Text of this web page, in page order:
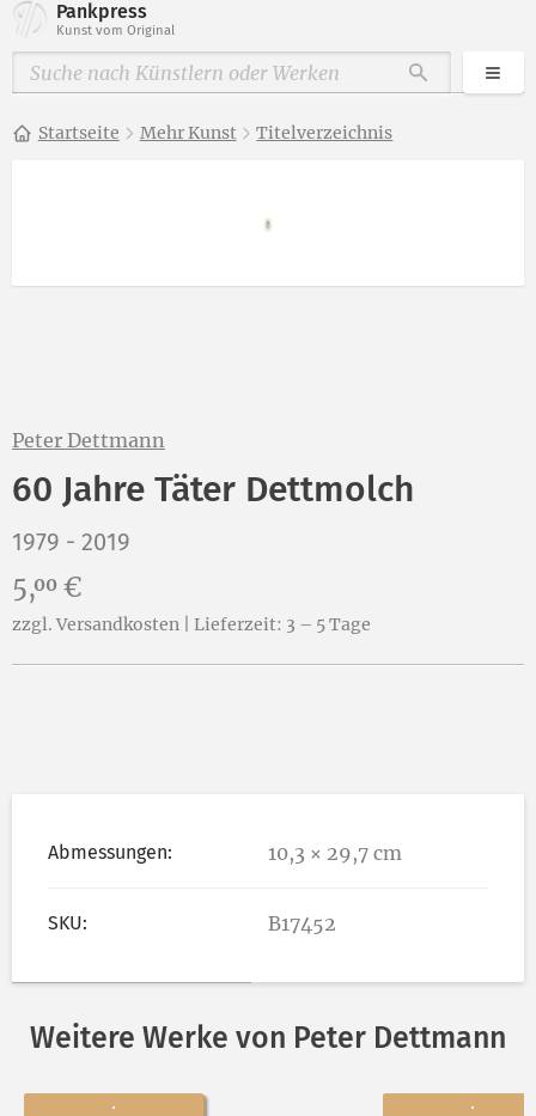
Pankpress
Kunst vom Original
Startseite Mehr Kunst Titelverzeichnis
Peter Dettmann
60 Jahre Täter Dettmolch
1979 - 2019
Preis:
5,00 €
zzgl. Versandkosten | Lieferzeit: 3 – 5 Tage
Abmessungen: 10,3 × 29,7 cm
SKU: B17452
Weitere Werke von Peter Dettmann